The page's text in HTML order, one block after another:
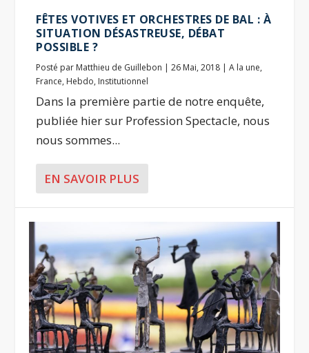
FÊTES VOTIVES ET ORCHESTRES DE BAL : À
SITUATION DÉSASTREUSE, DÉBAT
POSSIBLE ?
Posté par Matthieu de Guillebon |26 Mai, 2018 |A la une,
France, Hebdo, Institutionnel
Dans la première partie de notre enquête,
publiée hier sur Profession Spectacle, nous
nous sommes...
EN SAVOIR PLUS